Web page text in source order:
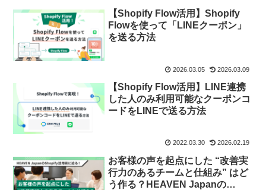
【Shopify Flow活用】Shopify
Flowを使って「LINEクーポン」
を送る方法
2026.03.05 2026.03.09
【Shopify Flow活用】LINE連携
した人のみ利用可能なクーポンコ
ードをLINEで送る方法
2022.03.30 2026.02.19
お客様の声を起点にした “改善実
行力のあるチームと仕組み” はど
う作る？HEAVEN Japanの